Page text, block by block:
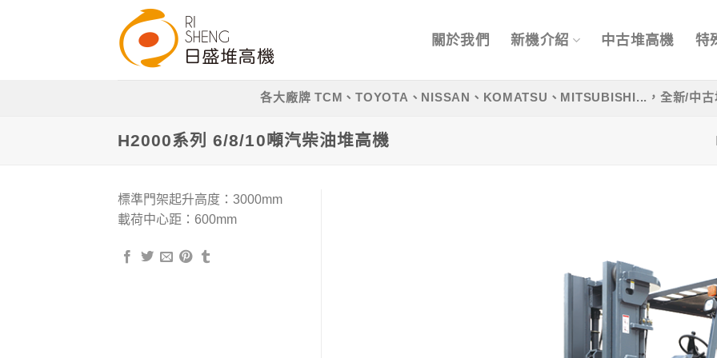
關於我們 新機介紹 中古堆高機 特
各大廠牌 TCM、TOYOTA、NISSAN、KOMATSU、MITSUBISHI...，全新/中古
H2000系列 6/8/10噸汽柴油堆高機
標準門架起升高度：3000mm
載荷中心距：600mm